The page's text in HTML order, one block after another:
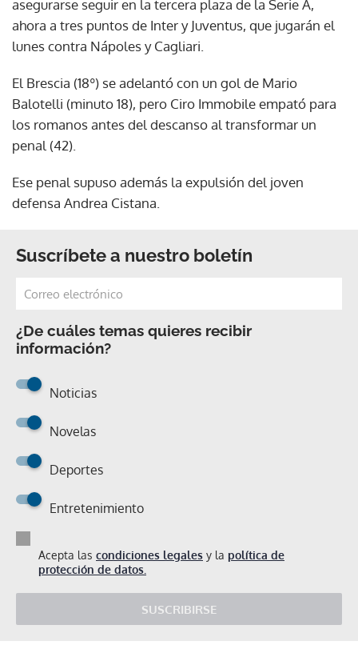
asegurarse seguir en la tercera plaza de la Serie A,
ahora a tres puntos de Inter y Juventus, que jugarán el
lunes contra Nápoles y Cagliari.
El Brescia (18º) se adelantó con un gol de Mario
Balotelli (minuto 18), pero Ciro Immobile empató para
los romanos antes del descanso al transformar un
penal (42).
Ese penal supuso además la expulsión del joven
defensa Andrea Cistana.
Suscríbete a nuestro boletín
¿De cuáles temas quieres recibir
información?
Noticias
Novelas
Deportes
Entretenimiento
Acepta las condiciones legales y la política de
protección de datos.
SUSCRIBIRSE